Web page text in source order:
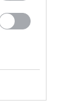
január
december
szeptember